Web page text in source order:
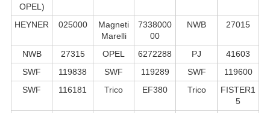
OPEL)
HEYNER 025000
Magneti
Marelli
7338000
00
NWB 27015
NWB 27315 OPEL 6272288 PJ
41603
SWF
119838 SWF 119289 SWF
119600
SWF
116181 Trico EF380 Trico
FISTER1
5